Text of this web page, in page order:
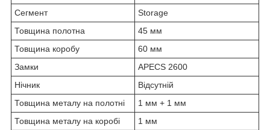
Сегмент
Storage
Товщина полотна
45 мм
Товщина коробу
60 мм
Замки
APECS 2600
Нічник
Відсутній
Товщина металу на полотні
1 мм + 1 мм
Товщина металу на коробі
1 мм